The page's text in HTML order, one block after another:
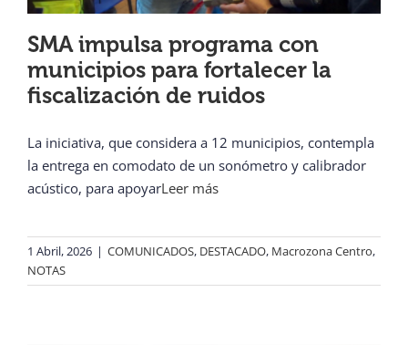
SMA impulsa programa con
municipios para fortalecer la
fiscalización de ruidos
La iniciativa, que considera a 12 municipios, contempla
la entrega en comodato de un sonómetro y calibrador
acústico, para apoyarLeer más
1 Abril, 2026 | COMUNICADOS, DESTACADO, Macrozona Centro,
NOTAS